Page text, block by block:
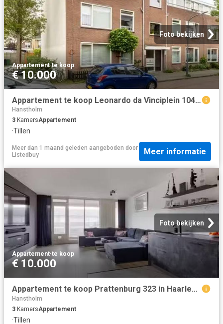
Foto bekijken
Appartement·te koop
€ 10.000
Appartement te koop Leonardo da Vinciplein 104 in Haarlem voor.
Hanstholm
3 KamersAppartement
·Tillen
Meer dan 1 maand geleden aangeboden door
Listedbuy
Meer informatie
Foto bekijken
Appartement·te koop
€ 10.000
Appartement te koop Prattenburg 323 in Haarlem voor € 325.000
Hanstholm
3 KamersAppartement
·Tillen